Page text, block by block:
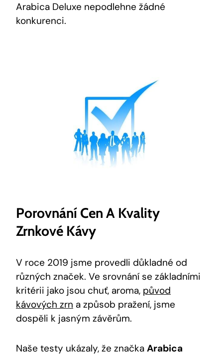
Arabica Deluxe nepodlehne žádné
konkurenci.
Porovnání Cen A Kvality
Zrnkové Kávy
V roce 2019 jsme ‍provedli důkladné od
různých značek. Ve srovnání se základními
kritérii jako‌ jsou chuť, aroma, původ
kávových zrn a způsob pražení, jsme
dospěli k jasným závěrům.
Naše⁢ testy ukázaly, že značka Arabica